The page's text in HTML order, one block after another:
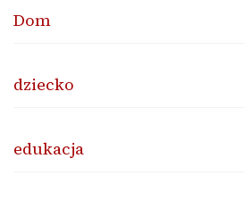
Dom
dziecko
edukacja